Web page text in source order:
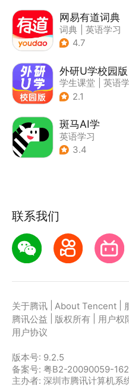
网易有道词典
词典
英语学习
| AI教育学习
4.7
外研U学校园版
学生课堂
英语
2.1
斑马AI学
英语学习
3.4
联系我们
关于腾讯 About Tencent
腾讯公益
版权所有 用户权
用户协议
版本号: 9.2.5
备案号: 粤B2-20090059-
主办者: 深圳市腾讯计算机系